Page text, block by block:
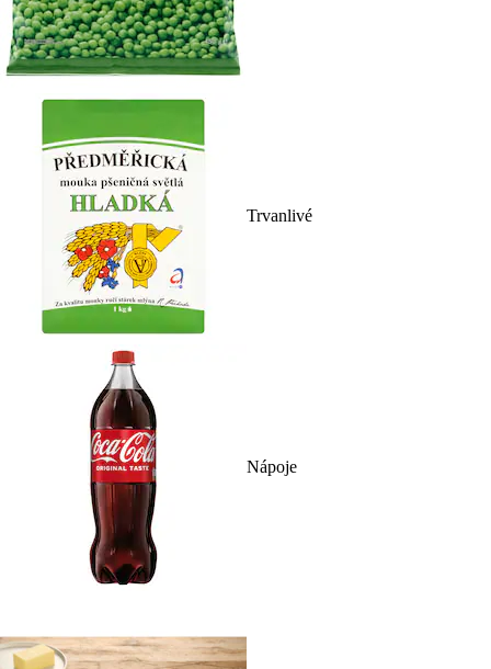
Trvanlivé
Nápoje